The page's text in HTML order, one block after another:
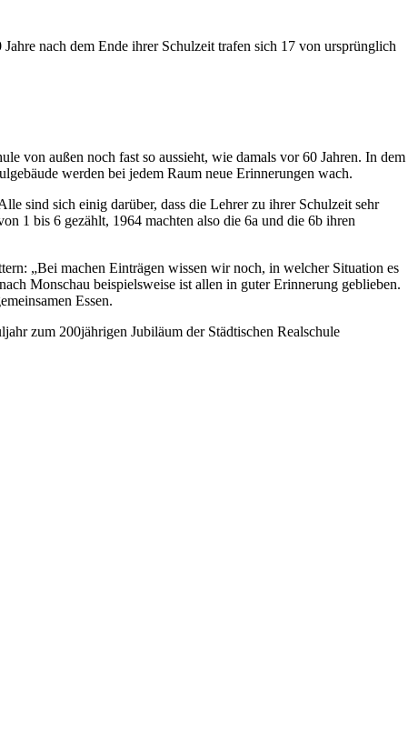
nach dem Ende ihrer Schulzeit trafen sich 17 von ursprünglich
von außen noch fast so aussieht, wie damals vor 60 Jahren. In dem
werden bei jedem Raum neue Erinnerungen wach.
sind sich einig darüber, dass die Lehrer zu ihrer Schulzeit sehr
1 bis 6 gezählt, 1964 machten also die 6a und die 6b ihren
„Bei machen Einträgen wissen wir noch, in welcher Situation es
Monschau beispielsweise ist allen in guter Erinnerung geblieben.
Essen.
zum 200jährigen Jubiläum der Städtischen Realschule